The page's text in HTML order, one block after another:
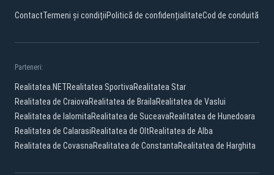
ContactTermeni și condițiiPolitică de confidențialitateCod de conduită
Parteneri:
Realitatea.NETRealitatea SportivaRealitatea Star
Realitatea de CraiovaRealitatea de BrailaRealitatea de Vaslui
Realitatea de IalomitaRealitatea de SuceavaRealitatea de Hunedoara
Realitatea de CalarasiRealitatea de OltRealitatea de Alba
Realitatea de CovasnaRealitatea de ConstantaRealitatea de Harghita